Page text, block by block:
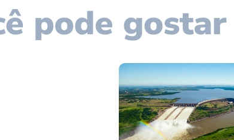
pode gostar